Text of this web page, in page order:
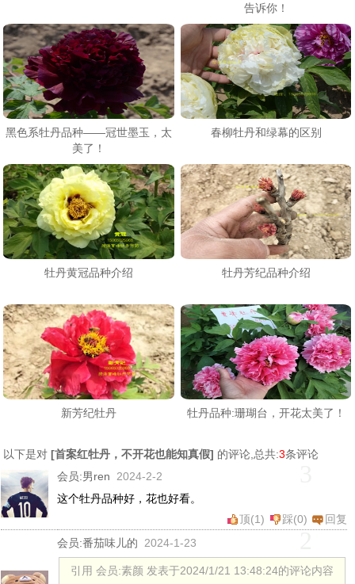
告诉你！
黑色系牡丹品种——冠世墨玉，太
美了！
春柳牡丹和绿幕的区别
牡丹黄冠品种介绍 牡丹芳纪品种介绍
新芳纪牡丹 牡丹品种:珊瑚台，开花太美了！
以下是对 [首案红牡丹，不开花也能知真假] 的评论,总共:3条评论
会员:男ren 2024-2-2
这个牡丹品种好，花也好看。
顶(1) 踩(0)
回复
会员:番茄味儿的 2024-1-23
引用 会员:素颜 发表于2024/1/21 13:48:24的评论内容